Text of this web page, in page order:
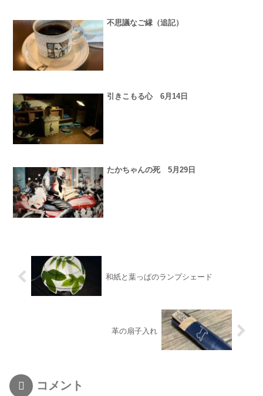
不思議なご縁（追記）
引きこもる心 6月14日
たかちゃんの死 5月29日
和紙と葉っぱのランプシェード
革の扇子入れ
コメント